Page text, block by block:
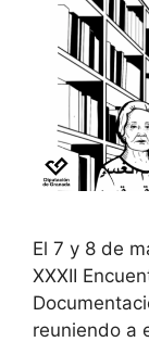
El 7 y 8 de
XXXII
reuniendo a